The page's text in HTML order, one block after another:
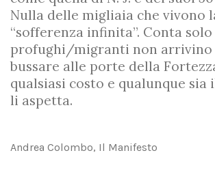
Nulla delle migliaia che vivono
“sofferenza infinita”. Conta solo
profughi/migranti non arrivino
bussare alle porte della
qualsiasi costo e qualunque sia
li aspetta.
Andrea Colombo, Il Manifesto